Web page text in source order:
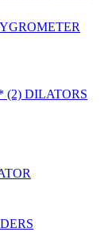
(2) DILATORS